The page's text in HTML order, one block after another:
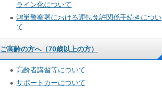
ライン化について
鴻巣警察署における運転免許関係手続きについ
て
ご高齢の方へ（70歳以上の方）
高齢者講習等について
サポートカーについて